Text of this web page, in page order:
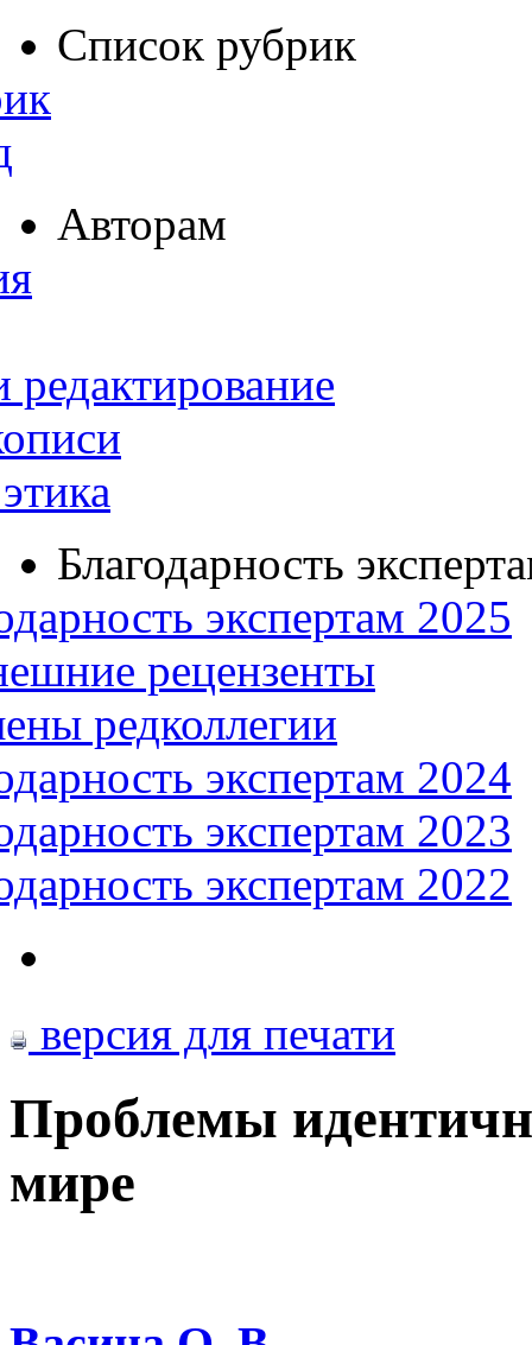
Список рубрик
Авторам
редактирование
Благодарность
экспертам 2025
рецензенты
редколлегии
экспертам 2024
экспертам 2023
экспертам 2022
версия для печати
Проблемы
мире